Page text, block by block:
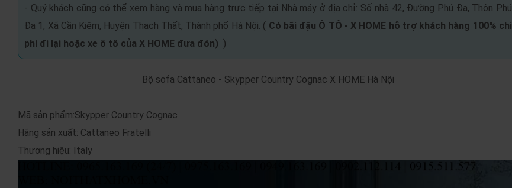
- Quý khách cũng có thể xem hàng và mua hàng trực tiếp tại Nhà máy ở địa chỉ: Số nhà 42, Đường Phú Đa, Thôn Phú
Đa 1, Xã Cần Kiệm, Huyện Thạch Thất, Thành phố Hà Nội. ( Có bãi đậu Ô TÔ - X HOME hỗ trợ khách hàng 100% chi
phí đi lại hoặc xe ô tô của X HOME đưa đón) )
Bộ sofa Cattaneo - Skypper Country Cognac X HOME Hà Nội
Mã sản phẩm:Skypper Country Cognac
Hãng sản xuất: Cattaneo Fratelli
Thương hiệu: Italy